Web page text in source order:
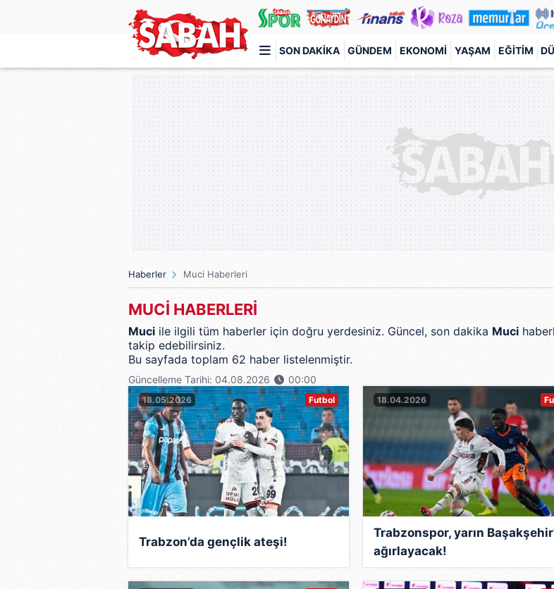
SON DAKIKA GÜNDEM EKONOMI YAŞAM EĞITIM
Türkiye'nin en iyi haber sitesi
Haberler Muci Haberleri
MUCİ HABERLERİ
Muci ile ilgili tüm haberler için doğru yerdesiniz. Güncel, son dakika Muci
takip edebilirsiniz.
Bu sayfada toplam 62 haber listelenmiştir.
Güncelleme Tarihi: 04.08.2026 00:00
18.05.2026 Futbol
Trabzon’da gençlik ateşi!
18.04.2026
Trabzonspor, yarın
ağırlayacak!